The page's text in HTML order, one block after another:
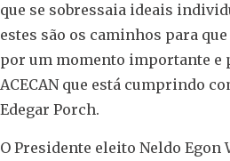
que se sobressaia ideais
estes são os caminhos para
por um momento importante e
ACECAN que está cumprindo
Edegar Porch.
O Presidente eleito Neldo Egon